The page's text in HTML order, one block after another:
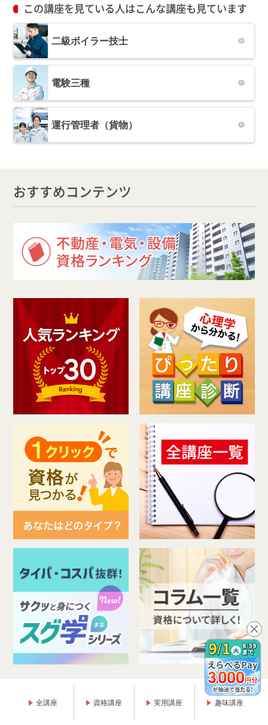
この講座を見ている人はこんな講座も見ています
二級ボイラー技士
電験三種
運行管理者（貨物）
おすすめコンテンツ
全講座 資格講座 実用講座 趣味講座